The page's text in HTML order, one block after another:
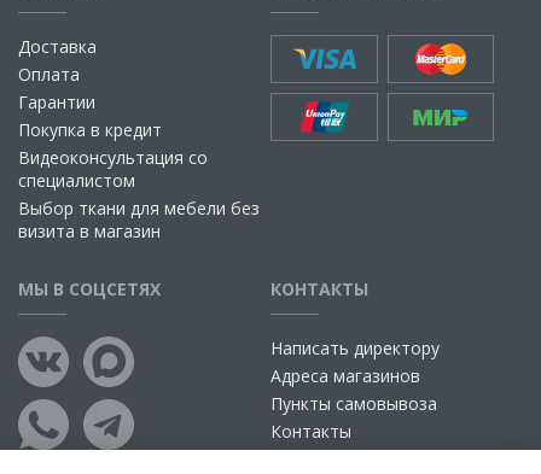
Доставка
Оплата
Гарантии
Покупка в кредит
Видеоконсультация со
специалистом
Выбор ткани для мебели без
визита в магазин
МЫ В СОЦСЕТЯХ КОНТАКТЫ
Написать директору
Адреса магазинов
Пункты самовывоза
Контакты